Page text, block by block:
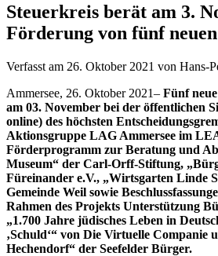
Steuerkreis berät am 3.
Förderung von fünf
Verfasst am 26. Oktober 2021 von Hans-
Ammersee, 26. Oktober 2021– Fünf
am 03. November bei der öffentlichen
online) des höchsten
Aktionsgruppe LAG Ammersee im
Förderprogramm zur Beratung und
Museum“ der Carl-Orff-Stiftung,
Füreinander e.V., „Wirtsgarten Linde
Gemeinde Weil sowie
Rahmen des Projekts Unterstützung
„1.700 Jahre jüdisches Leben in
‚Schuld‘“ von Die Virtuelle Companie
Hechendorf“ der Seefelder Bürger.